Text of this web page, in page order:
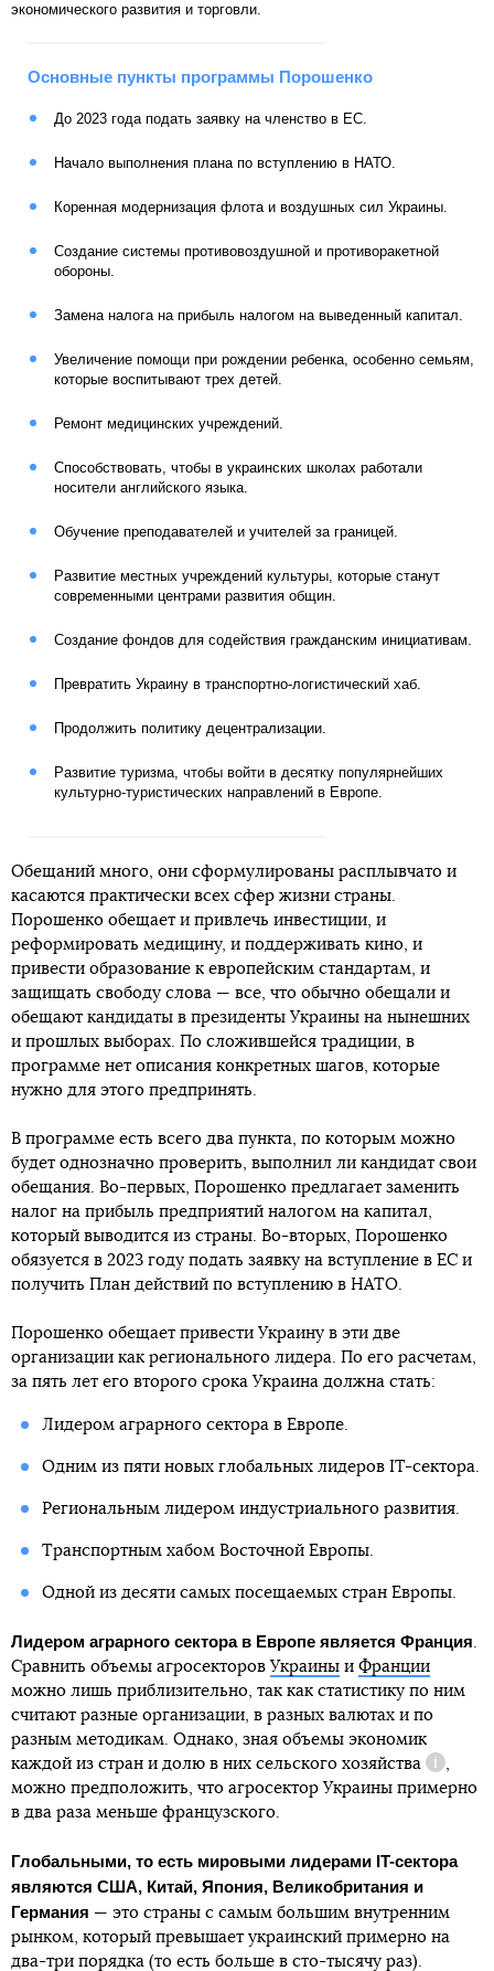
экономического развития и торговли.
Основные пункты программы Порошенко
До 2023 года подать заявку на членство в ЕС.
Начало выполнения плана по вступлению в НАТО.
Коренная модернизация флота и воздушных сил Украины.
Создание системы противовоздушной и противоракетной
обороны.
Замена налога на прибыль налогом на выведенный капитал.
Увеличение помощи при рождении ребенка, особенно семьям,
которые воспитывают трех детей.
Ремонт медицинских учреждений.
Способствовать, чтобы в украинских школах работали
носители английского языка.
Обучение преподавателей и учителей за границей.
Развитие местных учреждений культуры, которые станут
современными центрами развития общин.
Создание фондов для содействия гражданским инициативам.
Превратить Украину в транспортно-логистический хаб.
Продолжить политику децентрализации.
Развитие туризма, чтобы войти в десятку популярнейших
культурно-туристических направлений в Европе.
Обещаний много, они сформулированы расплывчато и
касаются практически всех сфер жизни страны.
Порошенко обещает и привлечь инвестиции, и
реформировать медицину, и поддерживать кино, и
привести образование к европейским стандартам, и
защищать свободу слова — все, что обычно обещали и
обещают кандидаты в президенты Украины на нынешних
и прошлых выборах. По сложившейся традиции, в
программе нет описания конкретных шагов, которые
нужно для этого предпринять.
В программе есть всего два пункта, по которым можно
будет однозначно проверить, выполнил ли кандидат свои
обещания. Во-первых, Порошенко предлагает заменить
налог на прибыль предприятий налогом на капитал,
который выводится из страны. Во-вторых, Порошенко
обязуется в 2023 году подать заявку на вступление в ЕС и
получить План действий по вступлению в НАТО.
Порошенко обещает привести Украину в эти две
организации как регионального лидера. По его расчетам,
за пять лет его второго срока Украина должна стать:
Лидером аграрного сектора в Европе.
Одним из пяти новых глобальных лидеров IT-сектора.
Региональным лидером индустриального развития.
Транспортным хабом Восточной Европы.
Одной из десяти самых посещаемых стран Европы.
Лидером аграрного сектора в Европе является Франция.
Сравнить объемы агросекторов Украины и Франции
можно лишь приблизительно, так как статистику по ним
считают разные организации, в разных валютах и по
разным методикам. Однако, зная объемы экономик
каждой из стран и долю в них сельского хозяйства
Справка
,
можно предположить, что агросектор Украины примерно
в два раза меньше французского.
Глобальными, то есть мировыми лидерами IT-сектора
являются США, Китай, Япония, Великобритания и
Германия — это страны с самым большим внутренним
рынком, который превышает украинский примерно на
два-три порядка (то есть больше в сто-тысячу раз).